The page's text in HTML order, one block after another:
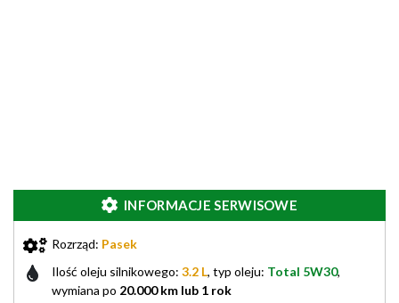
INFORMACJE SERWISOWE
Rozrząd: Pasek
Ilość oleju silnikowego: 3.2 L, typ oleju: Total 5W30,
wymiana po 20.000 km lub 1 rok